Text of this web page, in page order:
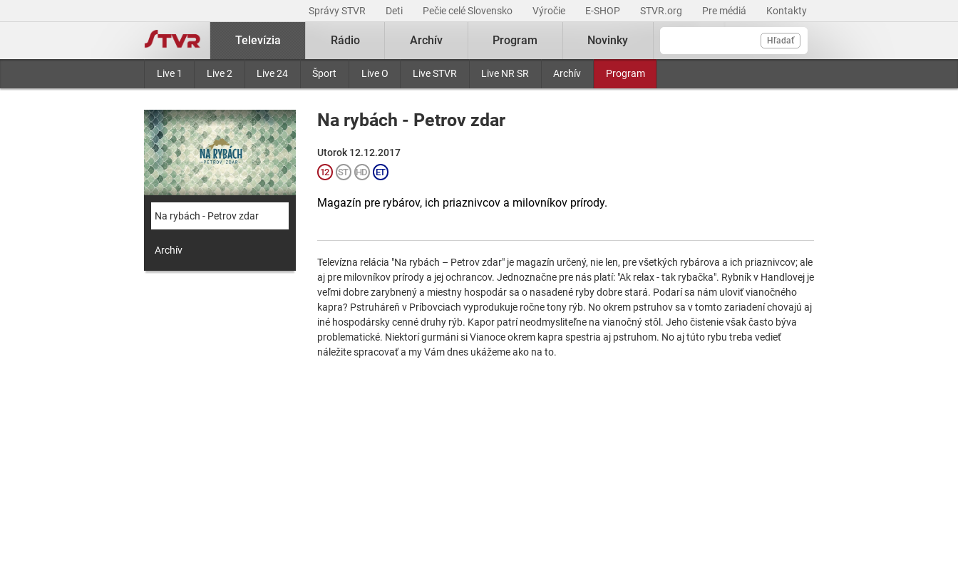
Správy STVR Deti Pečie celé Slovensko Výročie E-SHOP STVR.org Pre médiá Kontakty
Hľadať
Televízia
Live 1 Live 2 Live 24 Šport Live O Live STVR Live NR SR Archív Program
Rádio Archív Program Novinky
Na rybách - Petrov zdar
Archív
Na rybách - Petrov zdar
Utorok 12.12.2017
Magazín pre rybárov, ich priaznivcov a milovníkov prírody.
Televízna relácia "Na rybách – Petrov zdar" je magazín určený, nie len, pre všetkých rybárova a ich priaznivcov; ale
aj pre milovníkov prírody a jej ochrancov. Jednoznačne pre nás platí: "Ak relax - tak rybačka". Rybník v Handlovej je
veľmi dobre zarybnený a miestny hospodár sa o nasadené ryby dobre stará. Podarí sa nám uloviť vianočného
kapra? Pstruháreň v Príbovciach vyprodukuje ročne tony rýb. No okrem pstruhov sa v tomto zariadení chovajú aj
iné hospodársky cenné druhy rýb. Kapor patrí neodmysliteľne na vianočný stôl. Jeho čistenie však často býva
problematické. Niektorí gurmáni si Vianoce okrem kapra spestria aj pstruhom. No aj túto rybu treba vedieť
náležite spracovať a my Vám dnes ukážeme ako na to.